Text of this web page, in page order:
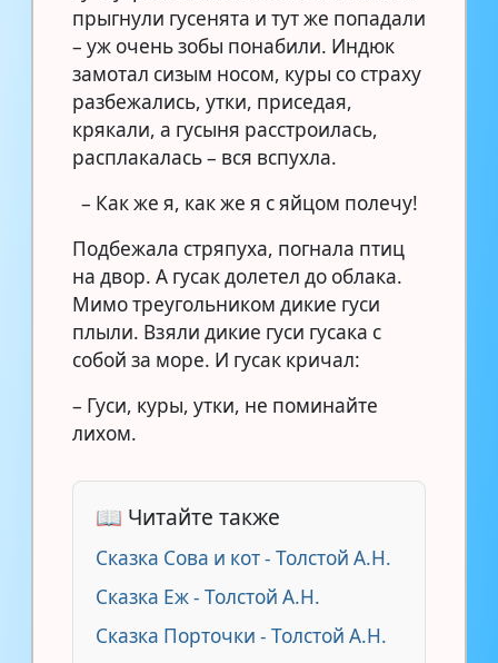
прыгнули гусенята и тут же попадали
– уж очень зобы понабили. Индюк
замотал сизым носом, куры со страху
разбежались, утки, приседая,
крякали, а гусыня расстроилась,
расплакалась – вся вспухла.
– Как же я, как же я с яйцом полечу!
Подбежала стряпуха, погнала птиц
на двор. А гусак долетел до облака.
Мимо треугольником дикие гуси
плыли. Взяли дикие гуси гусака с
собой за море. И гусак кричал:
– Гуси, куры, утки, не поминайте
лихом.
📖 Читайте также
Сказка Сова и кот - Толстой А.Н.
Сказка Еж - Толстой А.Н.
Сказка Порточки - Толстой А.Н.